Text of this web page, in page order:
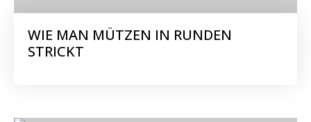
WIE MAN MÜTZEN IN RUNDEN
STRICKT